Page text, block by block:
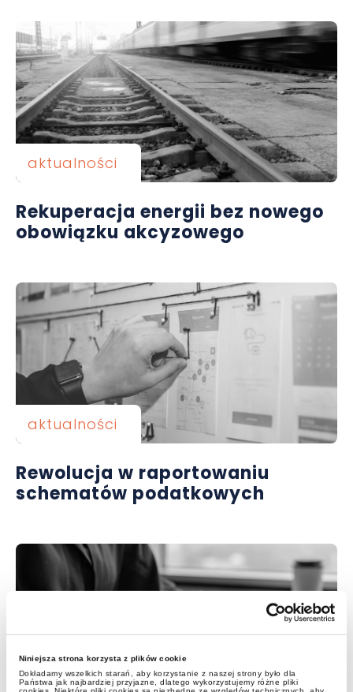
Niniejsza strona korzysta z plików cookie
Dokładamy wszelkich starań, aby korzystanie z naszej strony było dla
Państwa jak najbardziej przyjazne, dlatego wykorzystujemy różne pliki
aktualności
Rekuperacja energii bez nowego
obowiązku akcyzowego
aktualności
Rewolucja w raportowaniu
schematów podatkowych
alerty